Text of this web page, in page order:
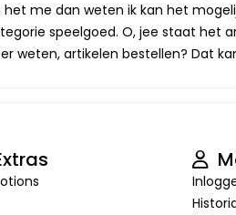
me dan weten ik kan het
speelgoed. O, jee staat het
weten, artikelen bestellen? Dat